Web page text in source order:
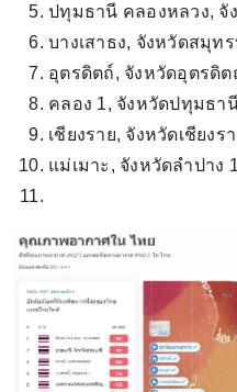
ปทุมธานี คลองหลวง, จั
บางเสาธง, จังหวัดสมุทร
อุตรดิตถ์, จังหวัดอุตรดิต
คลอง 1, จังหวัดปทุมธานี
เชียงราย, จังหวัดเชียงร
แม่เมาะ, จังหวัดลำปาง